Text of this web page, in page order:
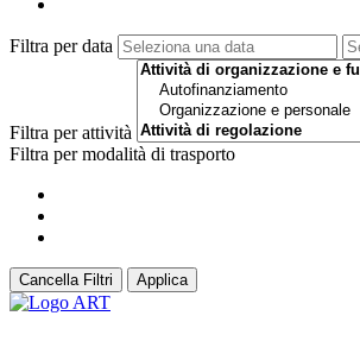
Filtra per data
Filtra per attività
Filtra per modalità di trasporto
Cancella Filtri Applica